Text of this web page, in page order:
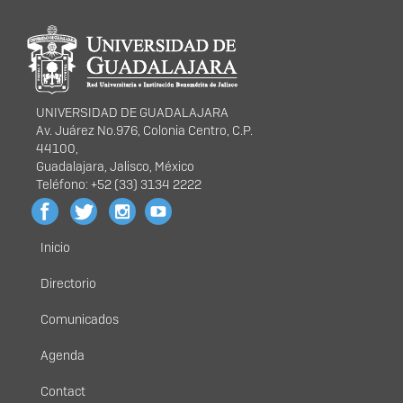
Información del
portal
UNIVERSIDAD DE GUADALAJARA
Av. Juárez No.976, Colonia Centro, C.P.
44100,
Guadalajara, Jalisco, México
Teléfono: +52 (33) 3134 2222
Menú
principal
Inicio
Directorio
Comunicados
Agenda
Contact